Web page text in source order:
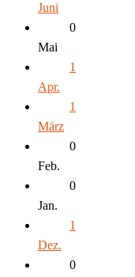
Juni
0
Mai
1
Apr.
1
März
0
Feb.
0
Jan.
1
Dez.
0